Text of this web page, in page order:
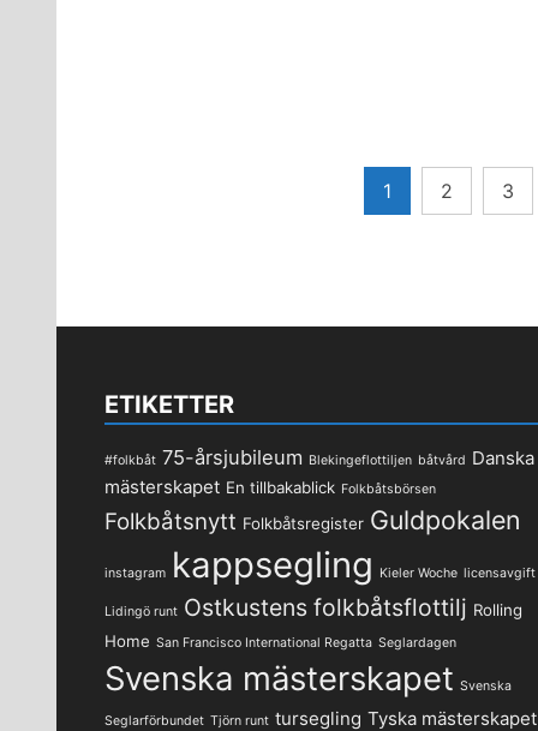
1 2 3
ETIKETTER
#folkbåt 75-årsjubileum Blekingeflottiljen båtvård Danska
mästerskapet En tillbakablick Folkbåtsbörsen
Folkbåtsnytt Folkbåtsregister Guldpokalen
instagram kappsegling Kieler Woche licensavgift
Lidingö runt Ostkustens folkbåtsflottilj Rolling
Home San Francisco International Regatta Seglardagen
Svenska mästerskapet Svenska
Seglarförbundet Tjörn runt tursegling Tyska mästerskapet